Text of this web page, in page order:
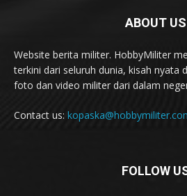
ABOUT US
Website berita militer. HobbyMiliter
terkini dari seluruh dunia, kisah nyata
foto dan video militer dari dalam
Contact us:
FOLLOW